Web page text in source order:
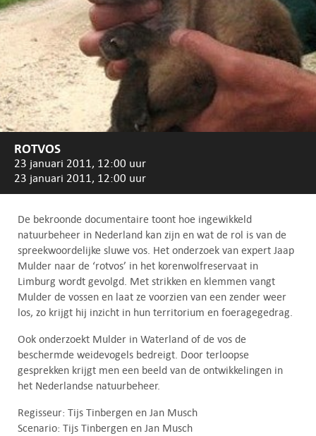
ROTVOS
23 januari 2011, 12:00 uur
23 januari 2011, 12:00 uur
De bekroonde documentaire toont hoe ingewikkeld
natuurbeheer in Nederland kan zijn en wat de rol is van de
spreekwoordelijke sluwe vos. Het onderzoek van expert Jaap
Mulder naar de ‘rotvos’ in het korenwolfreservaat in
Limburg wordt gevolgd. Met strikken en klemmen vangt
Mulder de vossen en laat ze voorzien van een zender weer
los, zo krijgt hij inzicht in hun territorium en foeragegedrag.
Ook onderzoekt Mulder in Waterland of de vos de
beschermde weidevogels bedreigt. Door terloopse
gesprekken krijgt men een beeld van de ontwikkelingen in
het Nederlandse natuurbeheer.
Regisseur: Tijs Tinbergen en Jan Musch
Scenario: Tijs Tinbergen en Jan Musch